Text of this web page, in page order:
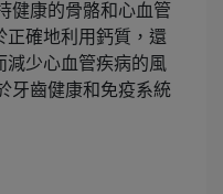
健康的骨骼和心血管
正確地利用鈣質，還
減少心血管疾病的風
牙齒健康和免疫系統